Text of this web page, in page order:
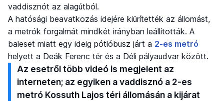
vaddisznót az alagútból.
A hatósági beavatkozás idejére kiürítették az állomást,
a metrók forgalmát mindkét irányban leállították. A
baleset miatt egy ideig pótlóbusz járt a 2-es metró
helyett a Deák Ferenc tér és a Déli pályaudvar között.
Az esetről több videó is megjelent az
interneten; az egyiken a vaddisznó a 2-es
metró Kossuth Lajos téri állomásán a kijárat